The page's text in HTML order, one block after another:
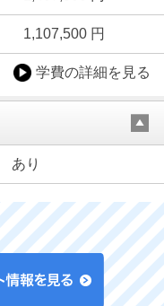
1,107,500 円
学費の詳細を見る
あり